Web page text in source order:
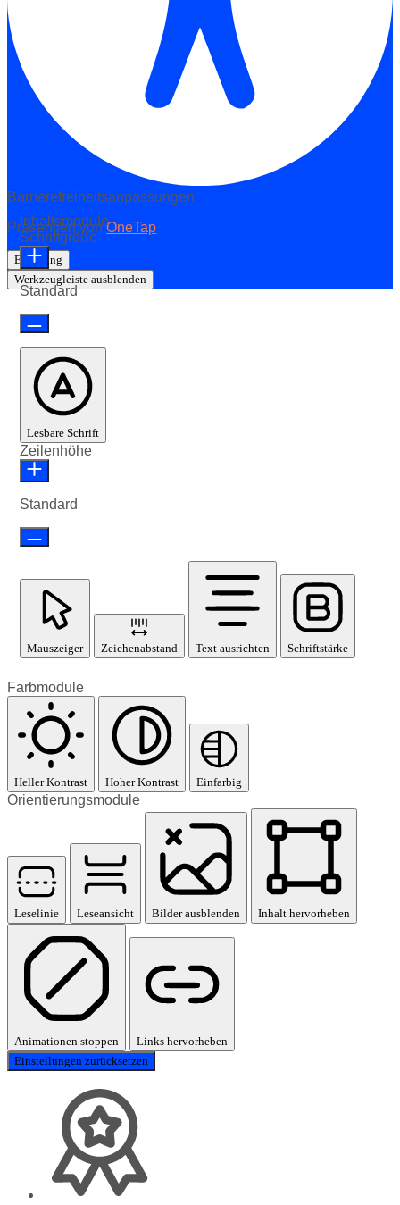
Barrierefreiheitsanpassungen
Präsentiert vonOneTap
Erklärung
Werkzeugleiste ausblenden
Inhaltsmodule
Schriftgröße
Standard
Lesbare Schrift
Zeilenhöhe
Standard
Mauszeiger Zeichenabstand Text ausrichten Schriftstärke
Farbmodule
Heller Kontrast Hoher Kontrast Einfarbig
Orientierungsmodule
Leselinie Leseansicht Bilder ausblenden Inhalt hervorheben
Animationen stoppen
Links hervorheben
Einstellungen zurücksetzen